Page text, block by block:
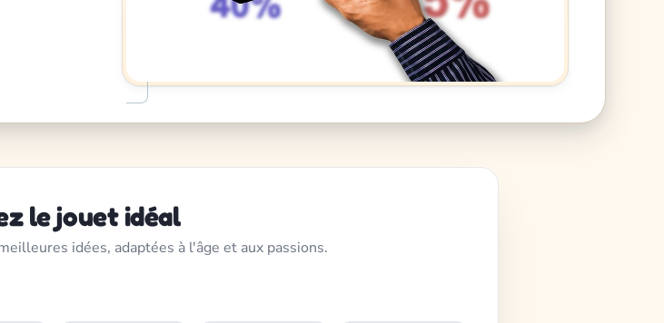
le jouet idéal
idées, adaptées à l'âge et aux passions.